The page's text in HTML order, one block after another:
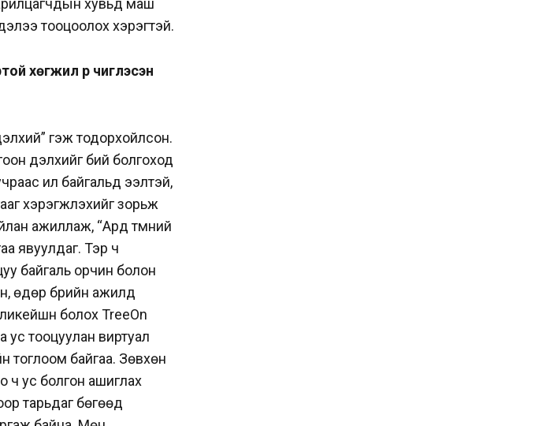
хувьд маш
тооцоолох хэрэгтэй.
хөгжил рүү чиглэсэн
гэж тодорхойлсон.
дэлхийг бий болгоход
илүү байгальд ээлтэй,
хэрэгжүүлэхийг зорьж
ажиллаж, “Ард түмний
явуулдаг. Тэр ч
байгаль орчин болон
өдөр бүрийн ажилд
болох TreeOn
ус тооцуулан виртуал
тоглоом байгаа. Зөвхөн
ч ус болгон ашиглах
тарьдаг бөгөөд